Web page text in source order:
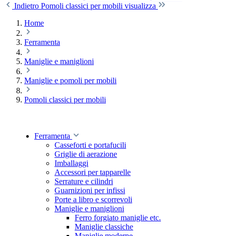
Indietro Pomoli classici per mobili visualizza
Home
Ferramenta
Maniglie e maniglioni
Maniglie e pomoli per mobili
Pomoli classici per mobili
Ferramenta
Casseforti e portafucili
Griglie di aerazione
Imballaggi
Accessori per tapparelle
Serrature e cilindri
Guarnizioni per infissi
Porte a libro e scorrevoli
Maniglie e maniglioni
Ferro forgiato maniglie etc.
Maniglie classiche